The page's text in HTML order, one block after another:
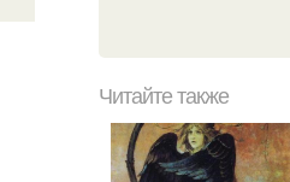
Читайте также